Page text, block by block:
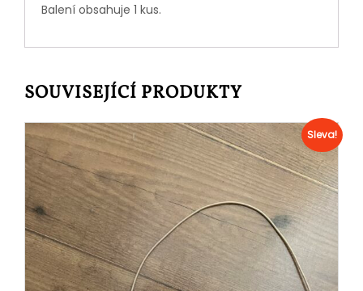
Balení obsahuje 1 kus.
SOUVISEJÍCÍ PRODUKTY
Sleva!